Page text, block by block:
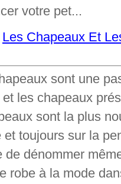
votre pet...
Les Chapeaux Et
sont une
les chapeaux
sont la plus
toujours sur la
de dénommer
robe à la mode